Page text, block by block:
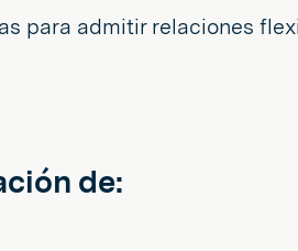
para admitir relaciones
de: